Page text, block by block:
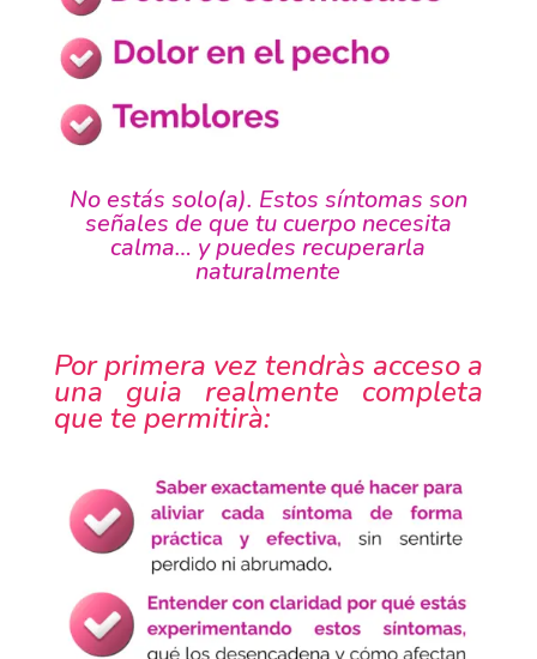
No estás solo(a). Estos síntomas son
señales de que tu cuerpo necesita
calma… y puedes recuperarla
naturalmente
Por primera vez tendràs acceso a
una guia realmente completa
que te permitirà: